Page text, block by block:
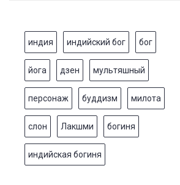
индия индийский бог бог
йога дзен мультяшный
персонаж буддизм милота
слон Лакшми богиня
индийская богиня